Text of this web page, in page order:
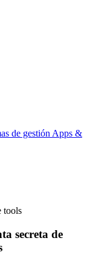
de gestión Apps &
tools
secreta de